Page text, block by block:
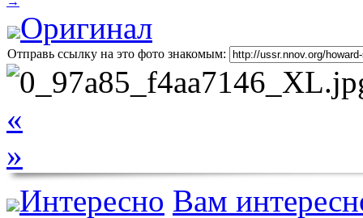
Оригинал
Отправь ссылку на это фото знакомым:
«
»
Интересно Вам